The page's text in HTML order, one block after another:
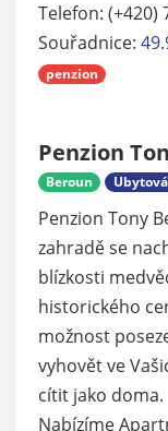
Telefon: (+420)
Souřadnice:
penzion
Penzion
Beroun
Penzion Tony
zahradě se
blízkosti
historického
možnost
vyhovět ve
cítit jako doma.
Nabízíme